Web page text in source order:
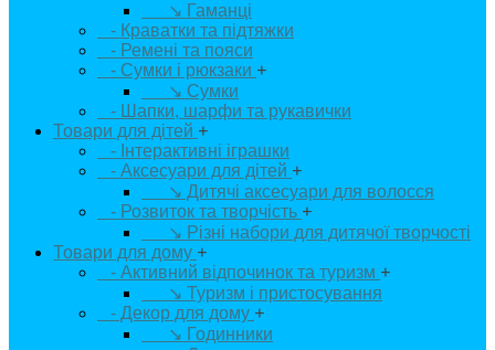
↘ Гаманці
- Краватки та підтяжки
- Ремені та пояси
- Сумки і рюкзаки +
↘ Сумки
- Шапки, шарфи та рукавички
Товари для дітей +
- Інтерактивні іграшки
- Аксесуари для дітей +
↘ Дитячі аксесуари для волосся
- Розвиток та творчість +
↘ Різні набори для дитячої творчості
Товари для дому +
- Активний відпочинок та туризм +
↘ Туризм і пристосування
- Декор для дому +
↘ Годинники